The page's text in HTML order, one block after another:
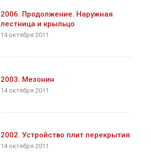
2006. Продолжение. Наружная
лестница и крыльцо
14 октября 2011
2003. Мезонин
14 октября 2011
2002. Устройство плит перекрытия
14 октября 2011